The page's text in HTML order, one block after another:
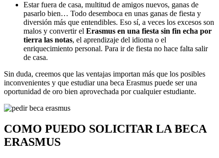
Estar fuera de casa, multitud de amigos nuevos, ganas de
pasarlo bien… Todo desemboca en unas ganas de fiesta y
diversión más que entendibles. Eso sí, a veces los excesos son
malos y convertir el Erasmus en una fiesta sin fin echa por
tierra las notas, el aprendizaje del idioma o el
enriquecimiento personal. Para ir de fiesta no hace falta salir
de casa.
Sin duda, creemos que las ventajas importan más que los posibles
inconvenientes y que estudiar una beca Erasmus puede ser una
oportunidad de oro bien aprovechada por cualquier estudiante.
COMO PUEDO SOLICITAR LA BECA
ERASMUS